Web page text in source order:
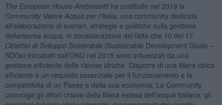
The European House-Ambrosettiha costituito nel 2019 la
Community Valore Acqua per l’Italia , una community dedicata
all’elaborazione di scenari, strategie e politiche sulla gestione
dellarisorsa acqua , in considerazione del fatto che 10 dei 17
Obiettivi di Sviluppo Sostenibile (Sustainable Development Goals –
SDGs) introdotti dall’ONU nel 2015 sono influenzati da una
gestione efficiente delle risorse idriche. Disporre di una filiera idrica
efficiente è un requisito essenziale per il funzionamento e la
competitività di un Paese e della sua economia. La Community
coinvolge gli attori chiave della filiera estesa dell’acqua italiana: gli